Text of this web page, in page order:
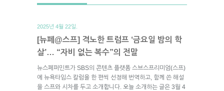
2025년 4월 22일.
[뉴페@스프] 격노한 트럼프 ‘금요일 밤의 학
살’… “자비 없는 복수”의 전말
뉴스페퍼민트가 SBS의 콘텐츠 플랫폼 스브스프리미엄(스프)
에 뉴욕타임스 칼럼을 한 편씩 선정해 번역하고, 함께 쓴 해설
을 스프와 시차를 두고 소개합니다. 오늘 소개하는 글은 3월 4